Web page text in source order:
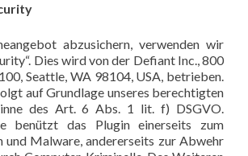
abzusichern, verwenden wir
Dies wird von der Defiant Inc., 800
Seattle, WA 98104, USA, betrieben.
auf Grundlage unseres berechtigten
des Art. 6 Abs. 1 lit. f) DSGVO.
benützt das Plugin einerseits zum
und Malware, andererseits zur Abwehr